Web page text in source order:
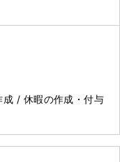
/ 休暇の作成・付与